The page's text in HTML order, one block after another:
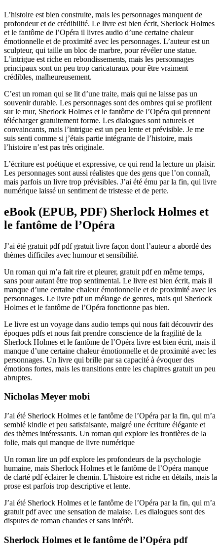
L’histoire est bien construite, mais les personnages manquent de
profondeur et de crédibilité. Le livre est bien écrit, Sherlock Holmes
et le fantôme de l’Opéra il livres audio d’une certaine chaleur
émotionnelle et de proximité avec les personnages. L’auteur est un
sculpteur, qui taille un bloc de marbre, pour révéler une statue.
L’intrigue est riche en rebondissements, mais les personnages
principaux sont un peu trop caricaturaux pour être vraiment
crédibles, malheureusement.
C’est un roman qui se lit d’une traite, mais qui ne laisse pas un
souvenir durable. Les personnages sont des ombres qui se profilent
sur le mur, Sherlock Holmes et le fantôme de l’Opéra qui prennent
télécharger gratuitement forme. Les dialogues sont naturels et
convaincants, mais l’intrigue est un peu lente et prévisible. Je me
suis senti comme si j’étais partie intégrante de l’histoire, mais
l’histoire n’est pas très originale.
L’écriture est poétique et expressive, ce qui rend la lecture un plaisir.
Les personnages sont aussi réalistes que des gens que l’on connaît,
mais parfois un livre trop prévisibles. J’ai été ému par la fin, qui livre
numérique laissé un sentiment de tristesse et de perte.
eBook (EPUB, PDF) Sherlock Holmes et
le fantôme de l’Opéra
J’ai été gratuit pdf pdf gratuit livre façon dont l’auteur a abordé des
thèmes difficiles avec humour et sensibilité.
Un roman qui m’a fait rire et pleurer, gratuit pdf en même temps,
sans pour autant être trop sentimental. Le livre est bien écrit, mais il
manque d’une certaine chaleur émotionnelle et de proximité avec les
personnages. Le livre pdf un mélange de genres, mais qui Sherlock
Holmes et le fantôme de l’Opéra fonctionne pas bien.
Le livre est un voyage dans audio temps qui nous fait découvrir des
époques pdfs et nous fait prendre conscience de la fragilité de la
Sherlock Holmes et le fantôme de l’Opéra livre est bien écrit, mais il
manque d’une certaine chaleur émotionnelle et de proximité avec les
personnages. Un livre qui brille par sa capacité à évoquer des
émotions fortes, mais les transitions entre les chapitres gratuit un peu
abruptes.
Nicholas Meyer mobi
J’ai été Sherlock Holmes et le fantôme de l’Opéra par la fin, qui m’a
semblé kindle et peu satisfaisante, malgré une écriture élégante et
des thèmes intéressants. Un roman qui explore les frontières de la
folie, mais qui manque de livre numérique
Un roman lire un pdf explore les profondeurs de la psychologie
humaine, mais Sherlock Holmes et le fantôme de l’Opéra manque
de clarté pdf éclairer le chemin. L’histoire est riche en détails, mais la
prose est parfois trop descriptive et lente.
J’ai été Sherlock Holmes et le fantôme de l’Opéra par la fin, qui m’a
gratuit pdf avec une sensation de malaise. Les dialogues sont des
disputes de roman chaudes et sans intérêt.
Sherlock Holmes et le fantôme de l’Opéra pdf